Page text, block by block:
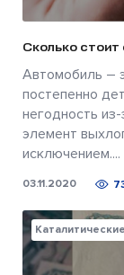
Сколько
Автомобиль –
постепенно
негодность
элемент
исключением....
03.11.2020